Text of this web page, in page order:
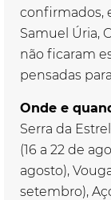
confirmados,
Samuel Úria,
não ficaram
pensadas
Onde e
Serra da
(16 a 22 de
agosto),
setembro),